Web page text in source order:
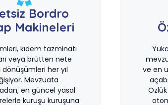
Bordro
Makineleri
kıdem tazminatı
veya brütten nete
her yıl
Mevzuata
en güncel yasal
kuruşu kuruşuna
ve en
Özlük